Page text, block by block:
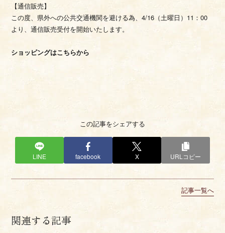
【通信販売】
この度、県外への公共交通機関を避ける為、4/16（土曜日）11：00
より、通信販売受付を開始いたします。
ショッピングはこちらから
この記事をシェアする
LINE facebook X URLコピー
記事一覧へ
関連する記事